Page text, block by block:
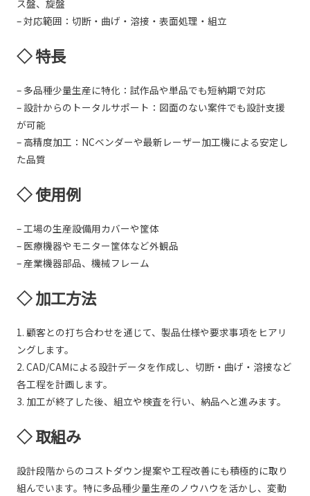
ス盤、旋盤
– 対応範囲：切断・曲げ・溶接・表面処理・組立
◇ 特長
– 多品種少量生産に特化：試作品や単品でも短納期で対応
– 設計からのトータルサポート：図面のない案件でも設計支援
が可能
– 高精度加工：NCベンダーや最新レーザー加工機による安定し
た品質
◇ 使用例
– 工場の生産設備用カバーや筐体
– 医療機器やモニター筐体など外観品
– 産業機器部品、機械フレーム
◇ 加工方法
1. 顧客との打ち合わせを通じて、製品仕様や要求事項をヒアリ
ングします。
2. CAD/CAMによる設計データを作成し、切断・曲げ・溶接など
各工程を計画します。
3. 加工が終了した後、組立や検査を行い、納品へと進みます。
◇ 取組み
設計段階からのコストダウン提案や工程改善にも積極的に取り
組んでいます。特に多品種少量生産のノウハウを活かし、変動